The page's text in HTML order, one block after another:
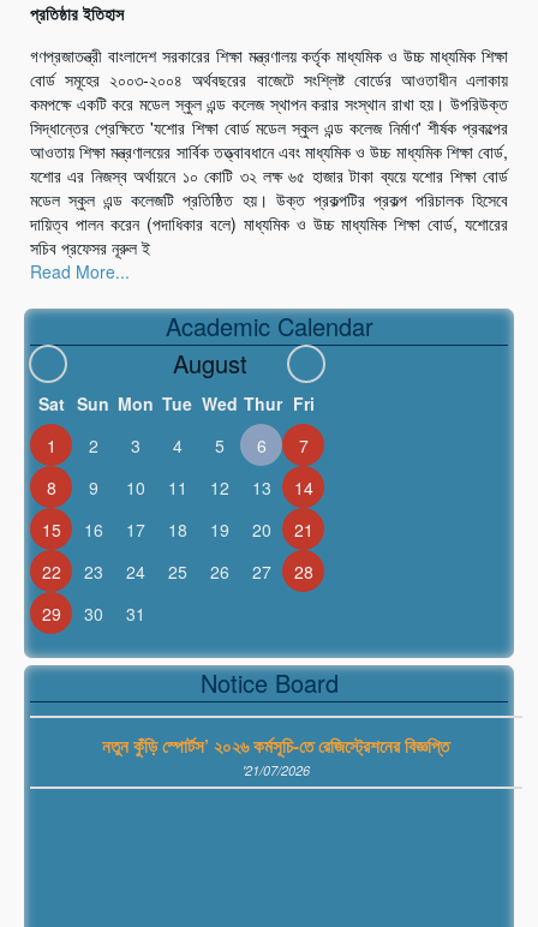
প্রতিষ্ঠার ইতিহাস
গণপ্রজাতন্ত্রী বাংলাদেশ সরকারের শিক্ষা মন্ত্রণালয় কর্তৃক মাধ্যমিক ও উচ্চ মাধ্যমিক শিক্ষা
বোর্ড সমূহের ২০০৩-২০০৪ অর্থবছরের বাজেটে সংশ্লিষ্ট বোর্ডের আওতাধীন এলাকায়
কমপক্ষে একটি করে মডেল স্কুল এন্ড কলেজ স্থাপন করার সংস্থান রাখা হয়। উপরিউক্ত
সিদ্ধান্তের প্রেক্ষিতে 'যশোর শিক্ষা বোর্ড মডেল স্কুল এন্ড কলেজ নির্মাণ' শীর্ষক প্রকল্পের
আওতায় শিক্ষা মন্ত্রণালয়ের সার্বিক তত্ত্বাবধানে এবং মাধ্যমিক ও উচ্চ মাধ্যমিক শিক্ষা বোর্ড,
যশোর এর নিজস্ব অর্থায়নে ১০ কোটি ৩২ লক্ষ ৬৫ হাজার টাকা ব্যয়ে যশোর শিক্ষা বোর্ড
মডেল স্কুল এন্ড কলেজটি প্রতিষ্ঠিত হয়। উক্ত প্রকল্পটির প্রকল্প পরিচালক হিসেবে
দায়িত্ব পালন করেন (পদাধিকার বলে) মাধ্যমিক ও উচ্চ মাধ্যমিক শিক্ষা বোর্ড, যশোরের
সচিব প্রফেসর নূরুল ই
Read More...
Academic Calendar
August
Sat Sun Mon Tue Wed Thur Fri
1
2 3 4 5 6
7
8
9 10 11 12 13
14
15
16 17 18 19 20
21
22
23 24 25 26 27
28
29
30 31
Notice Board
প্রাইম মিনিস্টার্স গোল্ডকাপ জাতীয় ফুটবল প্রতিযোগিতার বিজ্ঞপ্তি
'21/07/2026
'21/07/2026